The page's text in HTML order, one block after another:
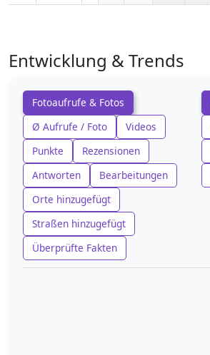
Entwicklung & Trends
Fotoaufrufe & Fotos
Ø Aufrufe / Foto
Videos
Punkte
Rezensionen
Antworten
Bearbeitungen
Orte hinzugefügt
Straßen hinzugefügt
Überprüfte Fakten